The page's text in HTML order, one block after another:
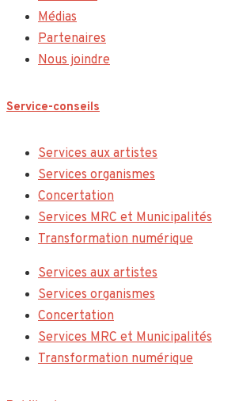
Médias
Partenaires
Nous joindre
Service-conseils
Services aux artistes
Services organismes
Concertation
Services MRC et Municipalités
Transformation numérique
Services aux artistes
Services organismes
Concertation
Services MRC et Municipalités
Transformation numérique